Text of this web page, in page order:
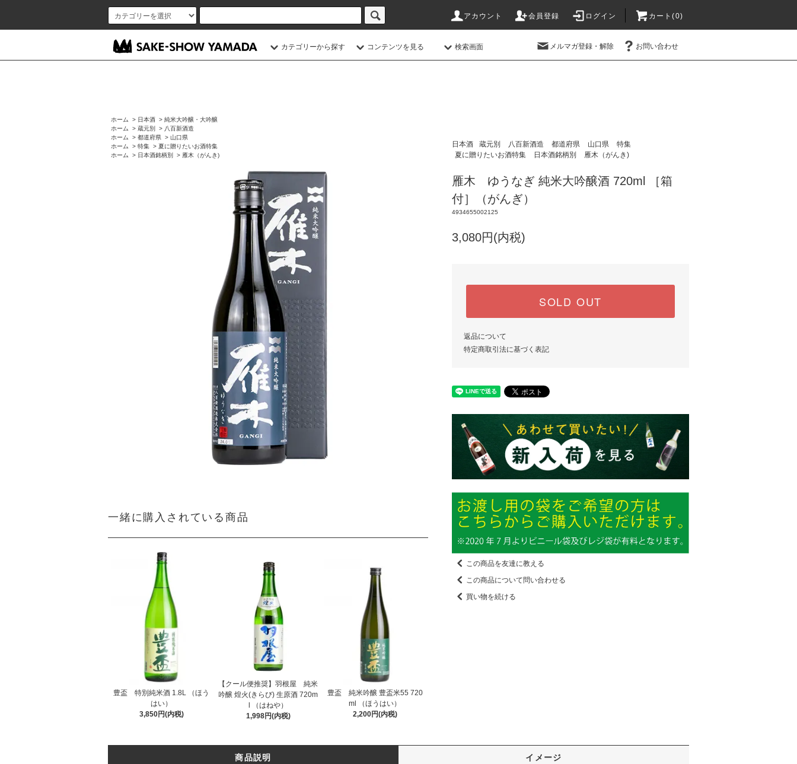
アカウント 会員登録 ログイン カート(0)
カテゴリーから探す コンテンツを見る 検索画面 メルマガ登録・解除 お問い合わせ
ホーム > 日本酒 >純米大吟醸・大吟醸
ホーム
>蔵元別 > 八百新酒造
ホーム
>都道府県 >山口県
ホーム
>特集 >夏に贈りたいお酒特集
ホーム
> 日本酒銘柄別 > 雁木（がんき)
一緒に購入されている商品
豊盃 特別純米酒 1.8L （ほう
はい）
3,850円(内税)
【クール便推奨】羽根屋 純米
吟醸 煌火(きらび) 生原酒 720m
l （はねや）
1,998円(内税)
豊盃 純米吟醸 豊盃米55 720
ml （ほうはい）
2,200円(内税)
日本酒 蔵元別 八百新酒造 都道府県 山口県
特集
夏に贈りたいお酒特集
日本酒銘柄別 雁木（がんき)
雁木 ゆうなぎ 純米大吟醸酒 720ml ［箱
付］（がんぎ）
4934655002125
3,080円(内税)
SOLD OUT
返品について
特定商取引法に基づく表記
この商品を友達に教える
この商品について問い合わせる
買い物を続ける
商品説明 イメージ